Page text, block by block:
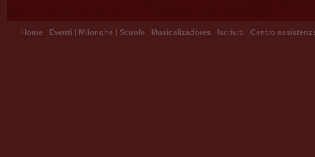
Home | Eventi | Milonghe | Scuole | Musicalizadores | Iscriviti | Centro